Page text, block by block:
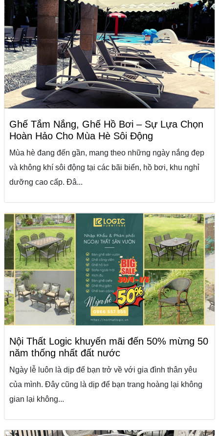
Ghế Tắm Nắng, Ghế Hồ Bơi – Sự Lựa Chọn
Hoàn Hảo Cho Mùa Hè Sôi Động
Mùa hè đang đến gần, mang theo những ngày nắng đẹp
và không khí sôi động tại các bãi biển, hồ bơi, khu nghỉ
dưỡng cao cấp. Đâ...
Nội Thất Logic khuyến mãi đến 50% mừng 50
năm thống nhất đất nước
Ngày lễ luôn là dịp để bạn trở về với gia đình thân yêu
của mình. Đây cũng là dịp để bạn trang hoàng lại không
gian lại không...